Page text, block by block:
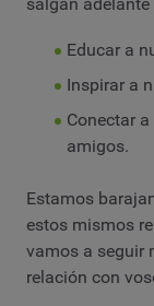
salgan
Educar a
Inspirar a
Conectar
amigos.
Estamos
estos mismos
vamos a seguir
relación con